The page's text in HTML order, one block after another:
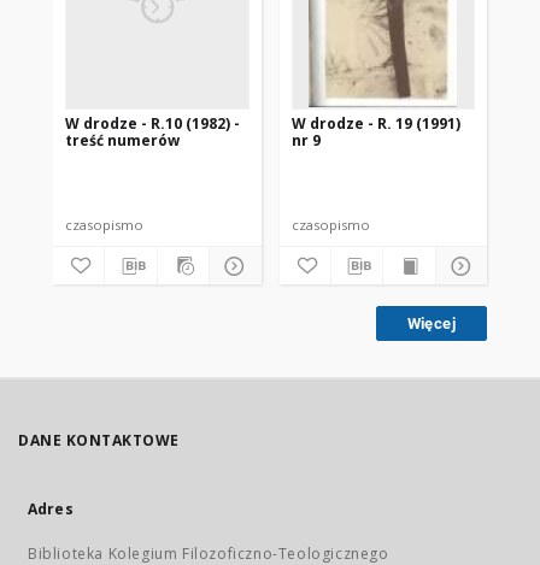
W drodze - R.10 (1982) -
treść numerów
czasopismo
W drodze - R. 19 (1991)
nr 9
czasopismo
Więcej
DANE KONTAKTOWE
Adres
Biblioteka Kolegium Filozoficzno-Teologicznego